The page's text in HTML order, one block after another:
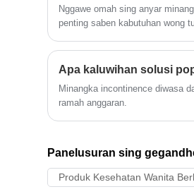
tawaran
kang
buruh trampil,
OEM, kita
apa rush
mung
Nggawe omah sing anyar
penting saben kabutuhan wong
Apa kaluwihan solusi
Minangka incontinence diwasa
ramah anggaran.
Panelusuran sing
Produk Kesehatan Wanita